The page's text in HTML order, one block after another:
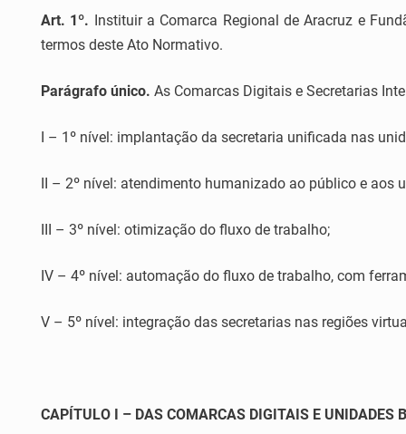
Art. 1º. Instituir a Comarca Regional de Aracruz e
termos deste Ato Normativo.
Parágrafo único. As Comarcas Digitais e Secretarias
I – 1º nível: implantação da secretaria unificada nas
II – 2º nível: atendimento humanizado ao público e aos
III – 3º nível: otimização do fluxo de trabalho;
IV – 4º nível: automação do fluxo de trabalho, com
V – 5º nível: integração das secretarias nas regiões
CAPÍTULO I – DAS COMARCAS DIGITAIS E UNIDADES